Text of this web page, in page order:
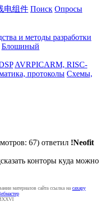
电组件 Поиск Опросы
и методы разработки
Блошиный
AVRPICARM, RISC-
протоколы Схемы,
67) ответил !Neofit
конторы куда можно
материалов сайта ссылка на caxapу